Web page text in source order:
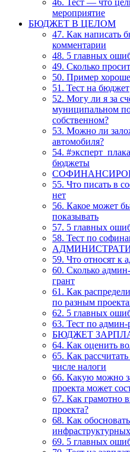
46. Тест — что
мероприятие
БЮДЖЕТ В ЦЕЛОМ
47. Как написать
комментарии
48. 5 главных
49. Сколько
50. Пример
51. Тест на бюджет
52. Могу ли я за
муниципальном
собственном?
53. Можно ли
автомобиля?
54.
бюджеты
55. Что писать в
нет
56. Какое может
показывать
57. 5 главных
58. Тест по
59. Что относят к
60. Сколько
грант
61. Как
по разным
62. 5 главных
63. Тест по админ-
БЮДЖЕТ
64. Как оценить
65. Как
числе налоги
66. Какую можно
проекта может
67. Как грамотно
проекта?
68. Как
69. 5 главных